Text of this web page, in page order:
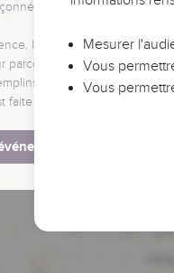
leaders, entrepreneurs,
parcours et les clés pour
Que vous guidiez un
faite pour vous.
Mesurer
Vous
Vous